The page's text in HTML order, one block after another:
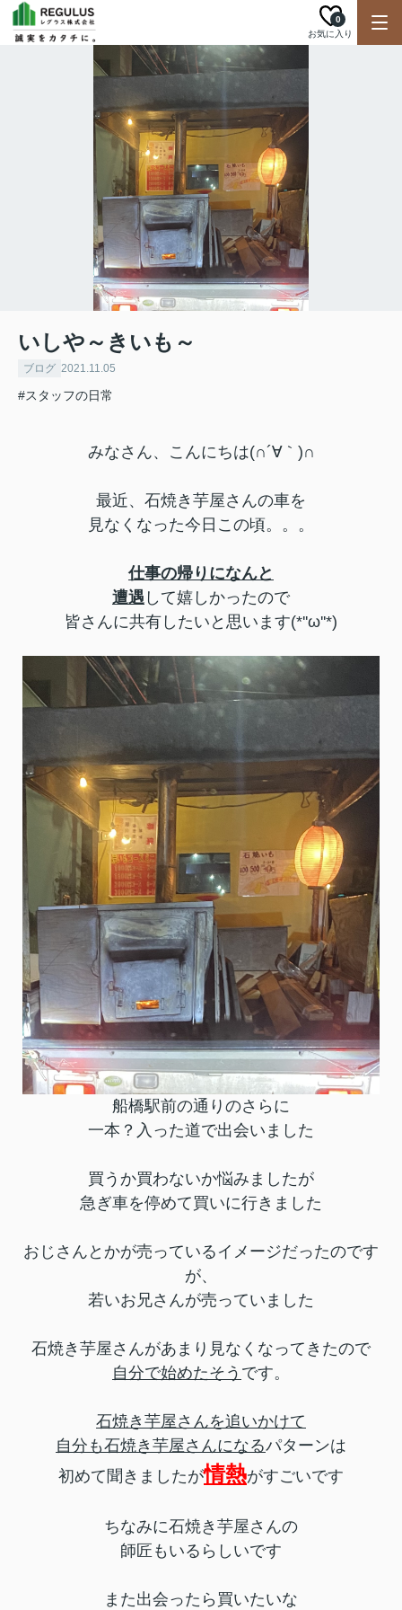
お気に入り
0
いしや～きいも～
ブログ 2021.11.05
#スタッフの日常
みなさん、こんにちは(∩´∀｀)∩
最近、石焼き芋屋さんの車を
見なくなった今日この頃。。。
仕事の帰りになんと
遭遇 して嬉しかったので
皆さんに共有したいと思います(*''ω''*)
船橋駅前の通りのさらに
一本？入った道で出会いました
買うか買わないか悩みましたが
急ぎ車を停めて買いに行きました
おじさんとかが売っているイメージだったのです
が、
若いお兄さんが売っていました
石焼き芋屋さんがあまり見なくなってきたので
自分で始めたそう です。
石焼き芋屋さんを追いかけて
自分も石焼き芋屋さんになるパターンは
初めて聞きましたが情熱がすごいです
ちなみに石焼き芋屋さんの
師匠もいるらしいです
また出会ったら買いたいな